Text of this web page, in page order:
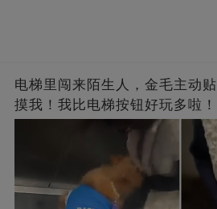
电梯里闯来陌生人，金毛主动
摸我！我比电梯按钮好玩多啦！